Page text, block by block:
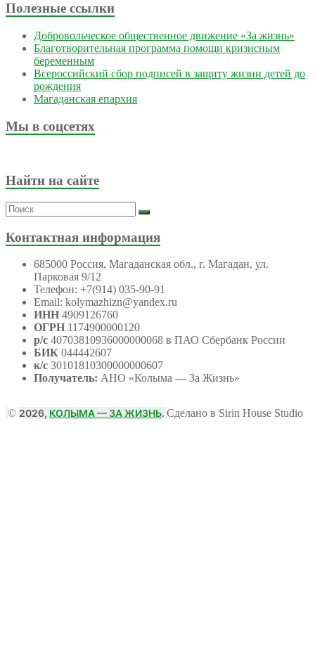
Полезные ссылки
Добровольческое общественное движение «За жизнь»
Благотворительная программа помощи кризисным
беременным
Всероссийский сбор подписей в защиту жизни детей до
рождения
Магаданская епархия
Мы в соцсетях
Найти на сайте
Контактная информация
685000 Россия, Магаданская обл., г. Магадан, ул.
Парковая 9/12
Телефон: +7(914) 035-90-91
Email: kolymazhizn@yandex.ru
ИНН 4909126760
ОГРН 1174900000120
р/с 40703810936000000068 в ПАО Сбербанк России
БИК 044442607
к/с 30101810300000000607
Получатель: АНО «Колыма — За Жизнь»
© 2026, КОЛЫМА — ЗА ЖИЗНЬ. Сделано в Sirin House Studio